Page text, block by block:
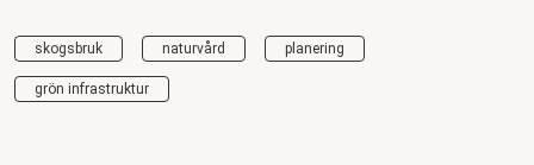
skogsbruk naturvård planering
grön infrastruktur